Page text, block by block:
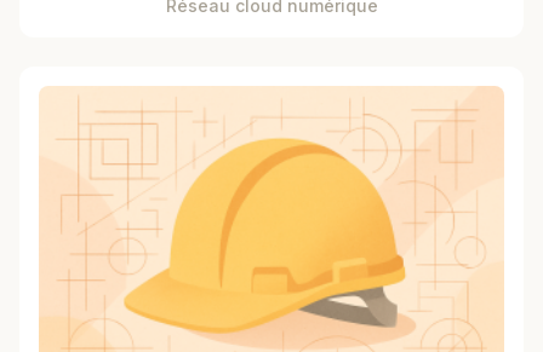
Réseau cloud numérique